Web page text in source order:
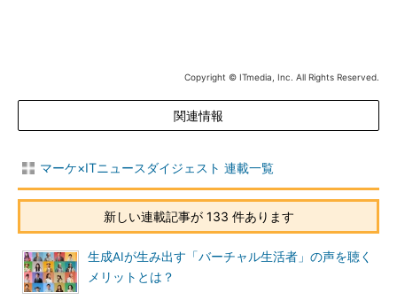
Copyright © ITmedia, Inc. All Rights Reserved.
関連情報
マーケ×ITニュースダイジェスト 連載一覧
新しい連載記事が 133 件あります
生成AIが生み出す「バーチャル生活者」の声を聴く
メリットとは？